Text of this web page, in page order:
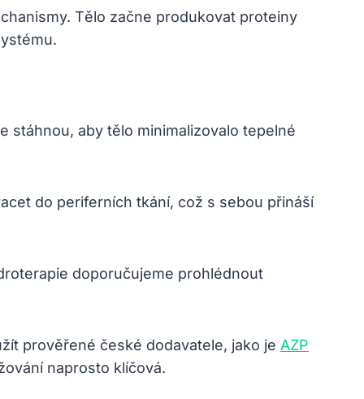
Tělo začne produkovat proteiny
stáhnou, aby tělo minimalizovalo tepelné
do periferních tkání, což s sebou přináší
doporučujeme prohlédnout
prověřené české dodavatele, jako je AZP
naprosto klíčová.